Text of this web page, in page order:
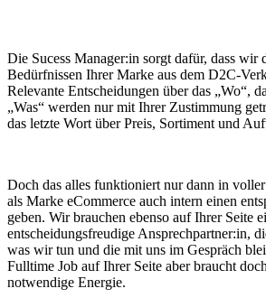
Die Sucess Manager:in sorgt dafür, dass wir
Bedürfnissen Ihrer Marke aus dem D2C-
Relevante Entscheidungen über das „Wo“,
„Was“ werden nur mit Ihrer Zustimmung
das letzte Wort über Preis, Sortiment und
Doch das alles funktioniert nur dann in
als Marke eCommerce auch intern einen
geben. Wir brauchen ebenso auf Ihrer Seite
entscheidungsfreudige Ansprechpartner:in,
was wir tun und die mit uns im Gespräch
Fulltime Job auf Ihrer Seite aber braucht
notwendige Energie.